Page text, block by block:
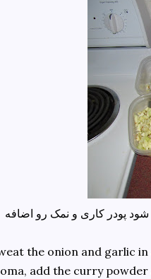
the onion and garlic in
add the curry powder